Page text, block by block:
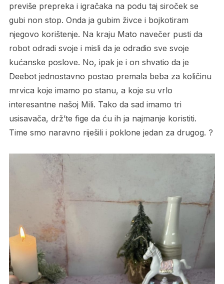
previše prepreka i igračaka na podu taj siroček se
gubi non stop. Onda ja gubim živce i bojkotiram
njegovo korištenje. Na kraju Mato navečer pusti da
robot odradi svoje i misli da je odradio sve svoje
kućanske poslove. No, ipak je i on shvatio da je
Deebot jednostavno postao premala beba za količinu
mrvica koje imamo po stanu, a koje su vrlo
interesantne našoj Mili. Tako da sad imamo tri
usisavača, drž’te fige da ću ih ja najmanje koristiti.
Time smo naravno riješili i poklone jedan za drugog. ?